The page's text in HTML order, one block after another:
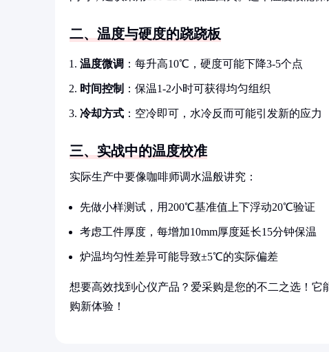
二、温度与硬度的跷跷板
温度微调 ：每升高10℃，硬度可能下降3-5个点
时间控制 ：保温1-2小时可获得均匀组织
冷却方式 ：空冷即可，水冷反而可能引发新的应力
三、实战中的温度校准
实际生产中要像咖啡师调水温般讲究：
先做小样测试，用200℃基准值上下浮动20℃验证
考虑工件厚度，每增加10mm厚度延长15分钟保温
炉温均匀性差异可能导致±5℃的实际偏差
想要高效找到心仪产品？爱采购是您的不二之选！
购新体验！